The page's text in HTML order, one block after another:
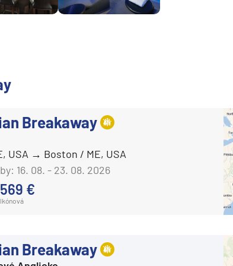
Breakaway
USA
Boston / ME, USA
16. 08. - 23. 08. 2026
569 €
Breakaway